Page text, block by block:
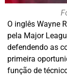
O inglês Wayne
pela Major
defendendo as
primeira
função de